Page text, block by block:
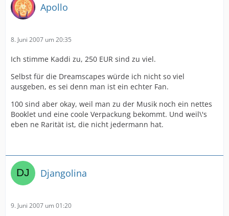
Apollo
8. Juni 2007 um 20:35
Ich stimme Kaddi zu, 250 EUR sind zu viel.
Selbst für die Dreamscapes würde ich nicht so viel
ausgeben, es sei denn man ist ein echter Fan.
100 sind aber okay, weil man zu der Musik noch ein nettes
Booklet und eine coole Verpackung bekommt. Und weil\'s
eben ne Rarität ist, die nicht jedermann hat.
Djangolina
9. Juni 2007 um 01:20